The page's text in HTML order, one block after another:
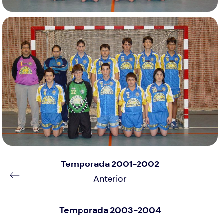
Temporada 2001-2002
Anterior
Temporada 2003-2004